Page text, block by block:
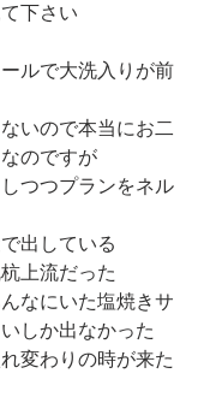
下さい
ルで大洗入りが前
いので本当にお二
のですが
つつプランをネル
出している
上流だった
なにいた塩焼きサ
しか出なかった
変わりの時が来た